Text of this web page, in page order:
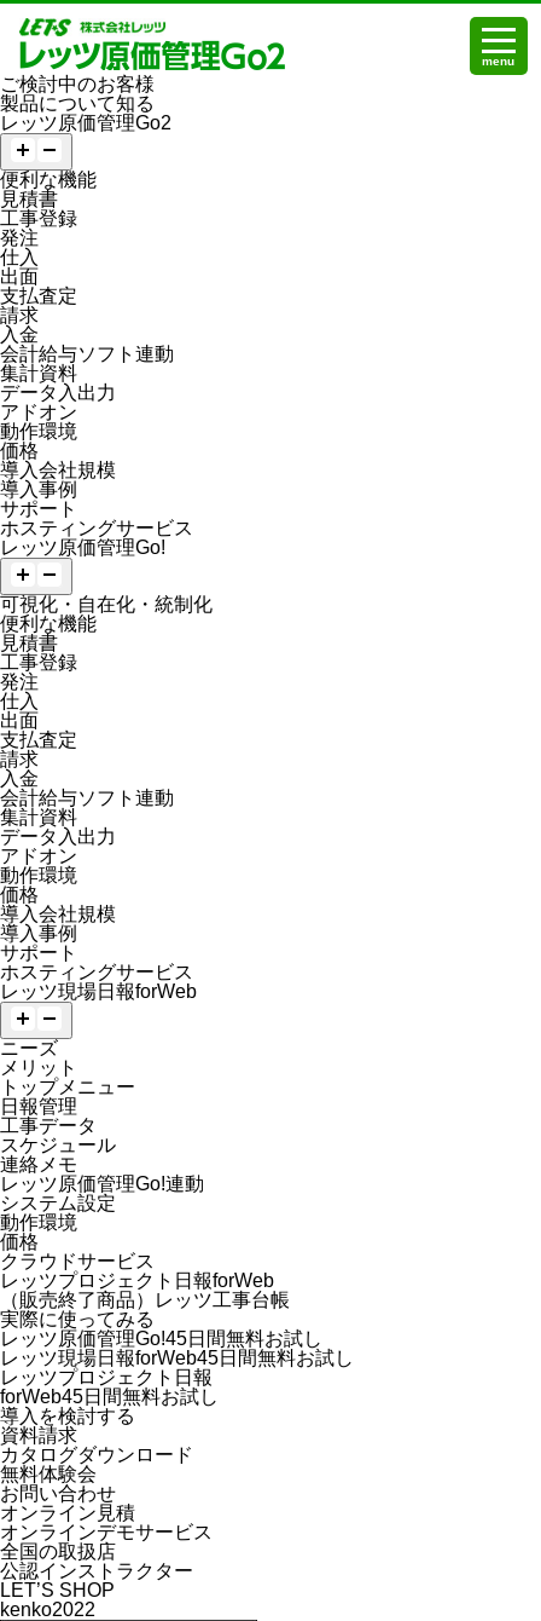
menu
ご検討中のお客様
製品について知る
レッツ原価管理Go2
便利な機能
見積書
工事登録
発注
仕入
出面
支払査定
請求
入金
会計給与ソフト連動
集計資料
データ入出力
アドオン
動作環境
価格
導入会社規模
導入事例
サポート
ホスティングサービス
レッツ原価管理Go!
可視化・自在化・統制化
便利な機能
見積書
工事登録
発注
仕入
出面
支払査定
請求
入金
会計給与ソフト連動
集計資料
データ入出力
アドオン
動作環境
価格
導入会社規模
導入事例
サポート
ホスティングサービス
レッツ現場日報forWeb
ニーズ
メリット
トップメニュー
日報管理
工事データ
スケジュール
連絡メモ
レッツ原価管理Go!連動
システム設定
動作環境
価格
クラウドサービス
レッツプロジェクト日報forWeb
（販売終了商品）レッツ工事台帳
実際に使ってみる
レッツ原価管理Go!45日間無料お試し
レッツ現場日報forWeb45日間無料お試し
レッツプロジェクト日報
forWeb45日間無料お試し
導入を検討する
資料請求
カタログダウンロード
無料体験会
お問い合わせ
オンライン見積
オンラインデモサービス
全国の取扱店
公認インストラクター
LET’S SHOP
kenko2022